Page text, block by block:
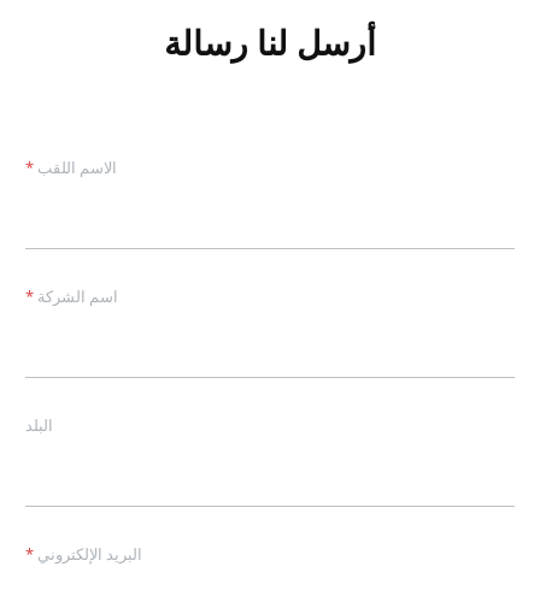
أرسل لنا رسالة
الاسم اللقب *
اسم الشركة *
البلد
البريد الإلكتروني *